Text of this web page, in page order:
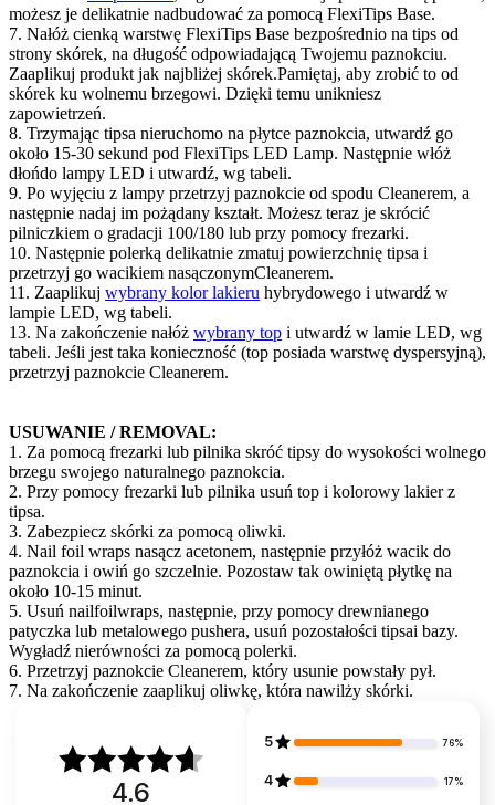
możesz je delikatnie nadbudować za pomocą FlexiTips Base.
7. Nałóż cienką warstwę FlexiTips Base bezpośrednio na tips od
strony skórek, na długość odpowiadającą Twojemu paznokciu.
Zaaplikuj produkt jak najbliżej skórek.Pamiętaj, aby zrobić to od
skórek ku wolnemu brzegowi. Dzięki temu unikniesz
zapowietrzeń.
8. Trzymając tipsa nieruchomo na płytce paznokcia, utwardź go
około 15-30 sekund pod FlexiTips LED Lamp. Następnie włóż
dłońdo lampy LED i utwardź, wg tabeli.
9. Po wyjęciu z lampy przetrzyj paznokcie od spodu Cleanerem, a
następnie nadaj im pożądany kształt. Możesz teraz je skrócić
pilniczkiem o gradacji 100/180 lub przy pomocy frezarki.
10. Następnie polerką delikatnie zmatuj powierzchnię tipsa i
przetrzyj go wacikiem nasączonymCleanerem.
11. Zaaplikuj wybrany kolorlakieru hybrydowego i utwardź w
lampie LED, wg tabeli.
13. Na zakończenie nałóż wybrany top i utwardź w lamie LED, wg
tabeli. Jeśli jest taka konieczność (top posiada warstwę dyspersyjną),
przetrzyj paznokcie Cleanerem.
USUWANIE / REMOVAL:
1. Za pomocą frezarki lub pilnika skróć tipsy do wysokości wolnego
brzegu swojego naturalnego paznokcia.
2. Przy pomocy frezarki lub pilnika usuń top i kolorowy lakier z
tipsa.
3. Zabezpiecz skórki za pomocą oliwki.
4. Nail foil wraps nasącz acetonem, następnie przyłóż wacik do
paznokcia i owiń go szczelnie. Pozostaw tak owiniętą płytkę na
około 10-15 minut.
5. Usuń nailfoilwraps, następnie, przy pomocy drewnianego
patyczka lub metalowego pushera, usuń pozostałości tipsai bazy.
Wygładź nierówności za pomocą polerki.
6. Przetrzyj paznokcie Cleanerem, który usunie powstały pył.
7. Na zakończenie zaaplikuj oliwkę, która nawilży skórki.
4.6
5 76%
4 17%